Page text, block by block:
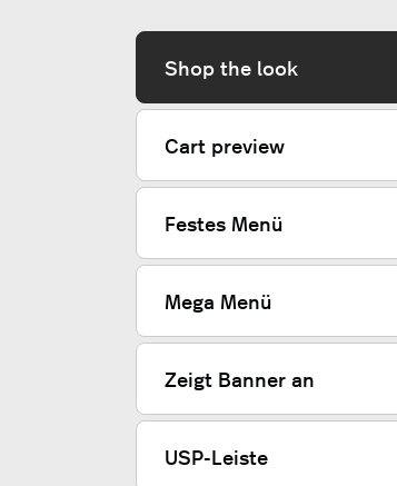
Shop the look
Cart preview
Festes Menü
Mega Menü
Zeigt Banner an
USP-Leiste